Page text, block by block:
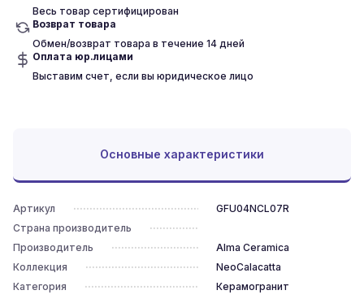
Весь товар сертифицирован
Возврат товара
Обмен/возврат товара в течение 14 дней
Оплата юр.лицами
Выставим счет, если вы юридическое лицо
Основные характеристики
Артикул
GFU04NCL07R
Страна производитель
Производитель
Alma Ceramica
Коллекция
NeoCalacatta
Категория
Керамогранит